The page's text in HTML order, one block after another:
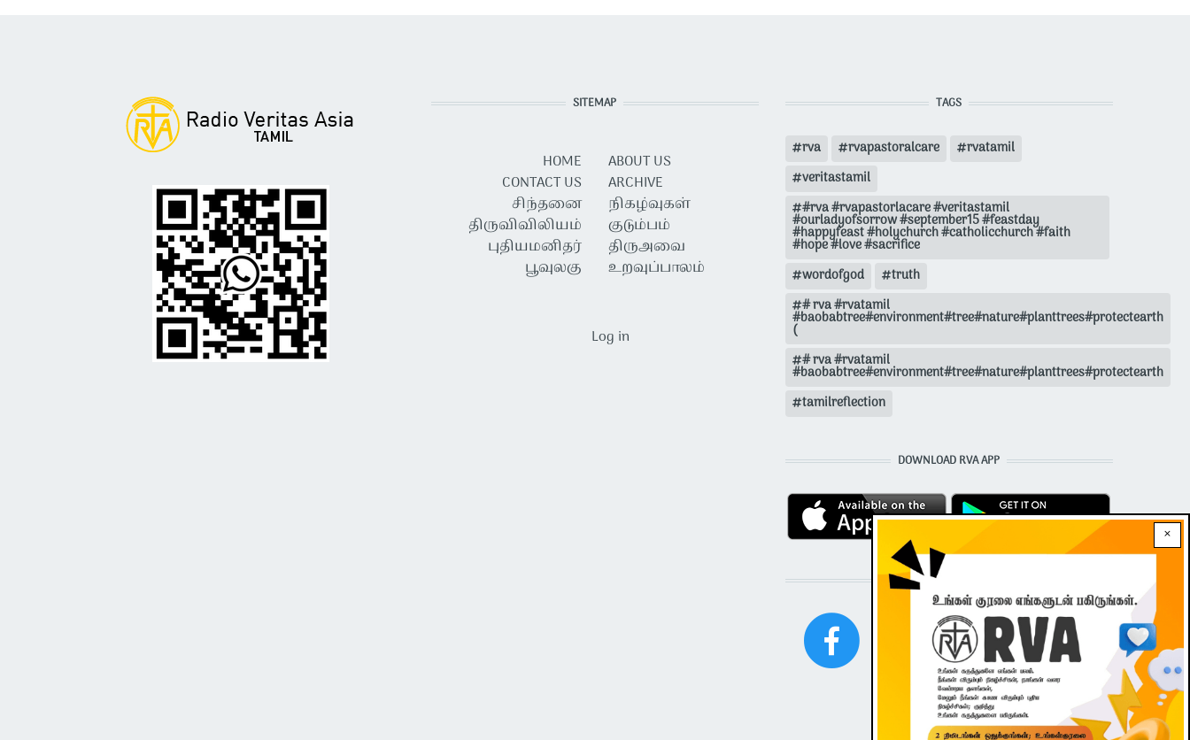
×
SITEMAP
HOME
CONTACT US
சிந்தனை
திருவிவிலியம்
புதியமனிதர்
பூவுலகு
ABOUT US
ARCHIVE
நிகழ்வுகள்
குடும்பம்
திருஅவை
உறவுப்பாலம்
Log in
TAGS
rva rvapastoralcare
rvatamil
veritastamil
#rva #rvapastorlacare #veritastamil
#ourladyofsorrow #september15 #feastday
#happyfeast #holychurch #catholicchurch #faith
#hope #love #sacrifice
wordofgod
truth
# rva #rvatamil
#baobabtree#environment#tree#nature#planttrees#protectearth
(
# rva #rvatamil
#baobabtree#environment#tree#nature#planttrees#protectearth
tamilreflection
DOWNLOAD RVA APP
STAY CONNECTED WITH US!